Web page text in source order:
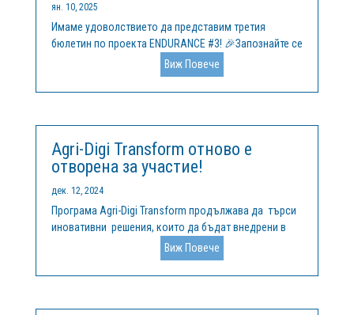
ян. 10, 2025
Имаме удоволствието да представим третия
бюлетин по проекта ENDURANCE #3! 🎉Запознайте се
с най-новите прозрения за зелената трансформация
за клъстери, МСП и стартиращи фирми в цяла
Европа. Какво включва бюлетина? ✅ Ключови
Виж Повече
Agri-Digi Transform отново е
отворена за участие!
дек. 12, 2024
Програма Agri-Digi Transform продължава да търси
иновативни решения, които да бъдат внедрени в
агросектора. Европейският цифров иновационен
хъб за земеделие АгроХъб.БГ, в рамките на
одобрения по програма Цифрова Европа проект
Виж Повече